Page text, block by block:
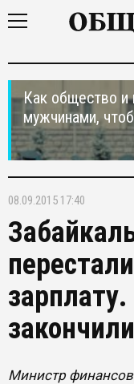
Как общество и
мужчинами,
08.09.2015 17:40
Министр